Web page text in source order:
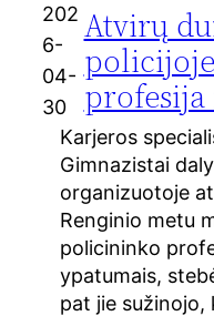
202
6-
04-
30
Atvirų
profesija
Karjeros
Gimnazistai
organizuotoje
Renginio metu
policininko
ypatumais,
pat jie sužinojo,